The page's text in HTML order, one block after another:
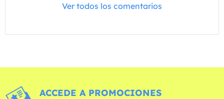
Ver todos los comentarios
ACCEDE A PROMOCIONES